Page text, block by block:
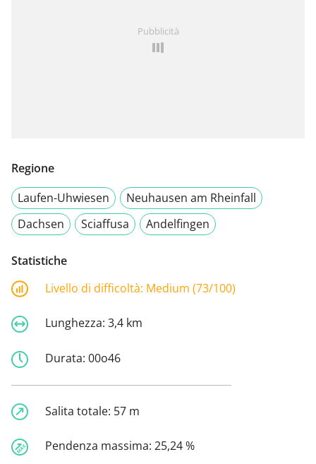
Pubblicità
Regione
Laufen-Uhwiesen
Neuhausen am Rheinfall
Dachsen
Sciaffusa Andelfingen
Statistiche
Livello di difficoltà: Medium (73/100)
Lunghezza: 3,4 km
Durata: 00o46
Salita totale: 57 m
Pendenza massima: 25,24 %